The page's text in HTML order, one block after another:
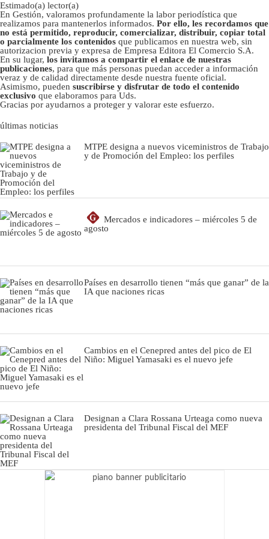
Estimado(a) lector(a)
En Gestión, valoramos profundamente la labor periodística que
realizamos para mantenerlos informados. Por ello, les recordamos que
no está permitido, reproducir, comercializar, distribuir, copiar total
o parcialmente los contenidos que publicamos en nuestra web, sin
autorizacion previa y expresa de Empresa Editora El Comercio S.A.
En su lugar, los invitamos a compartir el enlace de nuestras
publicaciones, para que más personas puedan acceder a información
veraz y de calidad directamente desde nuestra fuente oficial.
Asimismo, pueden suscribirse y disfrutar de todo el contenido
exclusivo que elaboramos para Uds.
Gracias por ayudarnos a proteger y valorar este esfuerzo.
últimas noticias
MTPE designa a nuevos viceministros de Trabajo
y de Promoción del Empleo: los perfiles
G
Mercados e indicadores – miércoles 5 de
agosto
Países en desarrollo tienen “más que ganar” de la
IA que naciones ricas
Cambios en el Cenepred antes del pico de El
Niño: Miguel Yamasaki es el nuevo jefe
Designan a Clara Rossana Urteaga como nueva
presidenta del Tribunal Fiscal del MEF